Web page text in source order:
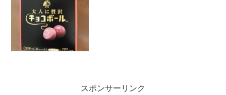
スポンサーリンク